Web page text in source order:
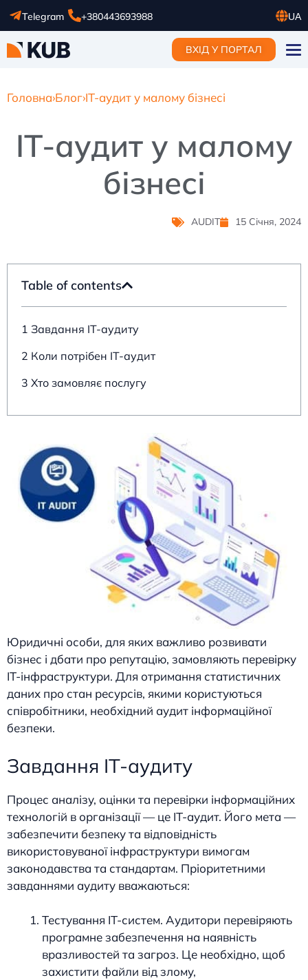
Telegram +380443693988
UA
RU
EN
ВХІД У ПОРТАЛ
Головна›Блог›IT-аудит у малому бізнесі
IT-аудит у малому
бізнесі
AUDIT 15 Січня, 2024
Юридичні особи, для яких важливо розвивати
бізнес і дбати про репутацію, замовляють перевірку
ІТ-інфраструктури. Для отримання статистичних
даних про стан ресурсів, якими користуються
співробітники, необхідний аудит інформаційної
безпеки.
Завдання ІТ-аудиту
Процес аналізу, оцінки та перевірки інформаційних
технологій в організації — це ІТ-аудит. Його мета —
забезпечити безпеку та відповідність
використовуваної інфраструктури вимогам
законодавства та стандартам. Пріоритетними
завданнями аудиту вважаються:
Тестування ІТ-систем. Аудитори перевіряють
програмне забезпечення на наявність
вразливостей та загроз. Це необхідно, щоб
захистити файли від злому,
Table of contents
1 Завдання ІТ-аудиту
2 Коли потрібен ІТ-аудит
3 Хто замовляє послугу